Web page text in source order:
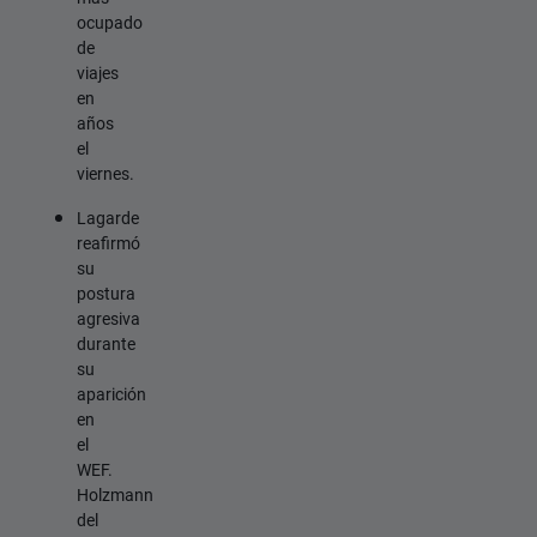
ocupado
de
viajes
en
años
el
viernes.
Lagarde
reafirmó
su
postura
agresiva
durante
su
aparición
en
el
WEF.
Holzmann
del